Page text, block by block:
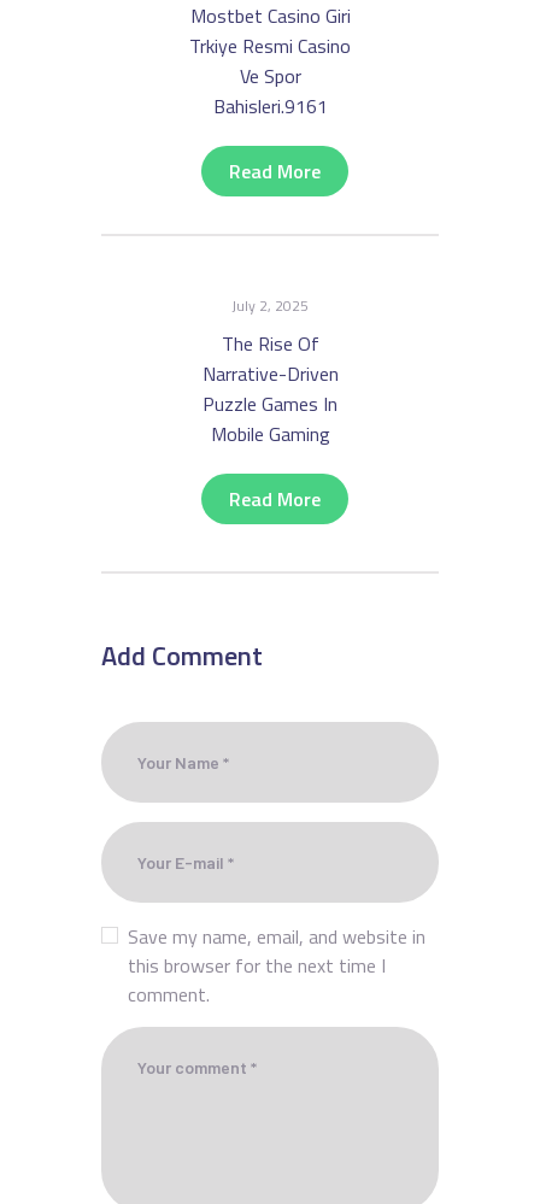
Mostbet Casino Giri
Trkiye Resmi Casino
Ve Spor
Bahisleri.9161
Read More
July 2, 2025
The Rise Of
Narrative-Driven
Puzzle Games In
Mobile Gaming
Read More
Add Comment
Save my name, email, and website in
this browser for the next time I
comment.